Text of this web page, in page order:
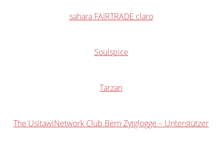
sahara FAIRTRADE claro
Soulspice
Tarzan
The UsitawiNetwork Club Bern Zytglogge – Unterstützer